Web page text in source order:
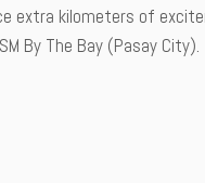
extra kilometers of
By The Bay (Pasay City).